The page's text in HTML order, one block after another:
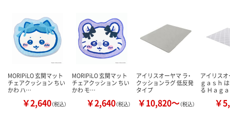
MORIPiLO 玄関マット
チェアクッション ちい
かわ ハ…
￥2,640（税込）
MORIPiLO 玄関マット
チェアクッション ちい
かわ モ…
￥2,640（税込）
アイリスオーヤマ ラ・
クッションラグ 低反発
タイプ
￥10,820～（税込）
アイリス
ｇａｓｈ
る Ｈａｇ
￥